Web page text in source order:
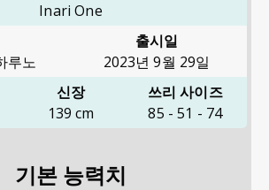
Inari One
루노
출시일
2023년 9월 29일
신장
139 cm
쓰리 사이즈
85 -51 - 74
기본 능력치